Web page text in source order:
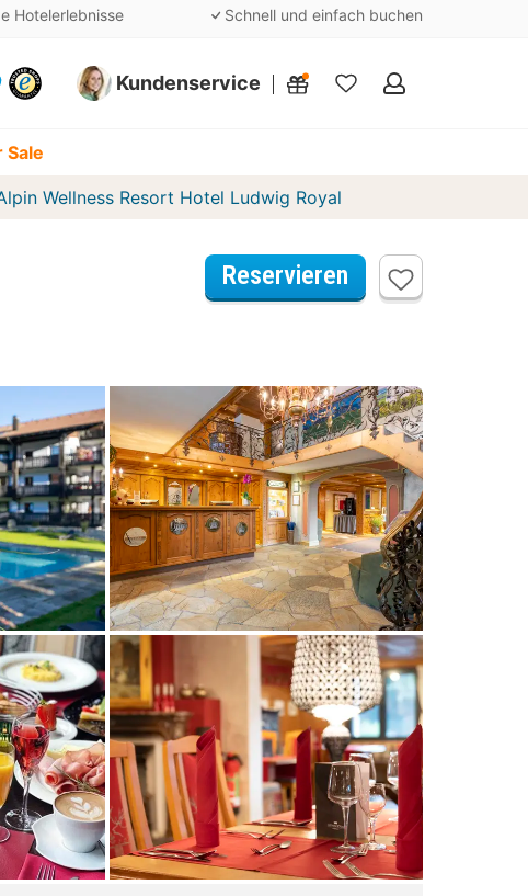
Hotelerlebnisse Schnell und einfach buchen
Kundenservice
Meine
Wellness Resort Hotel Ludwig Royal
Reservieren